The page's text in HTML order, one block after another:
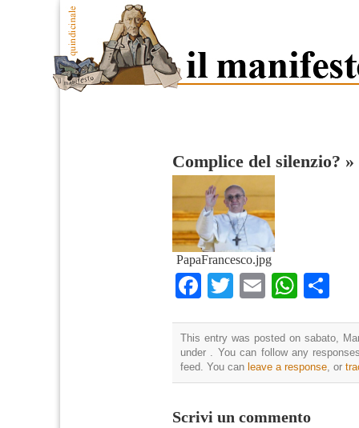
Complice del silenzio? »
PapaFrancesco.jpg
Facebook
TwitterEmail
This entry was posted on sabato,
under . You can follow any
feed. You can leave a response , or
Scrivi un commento